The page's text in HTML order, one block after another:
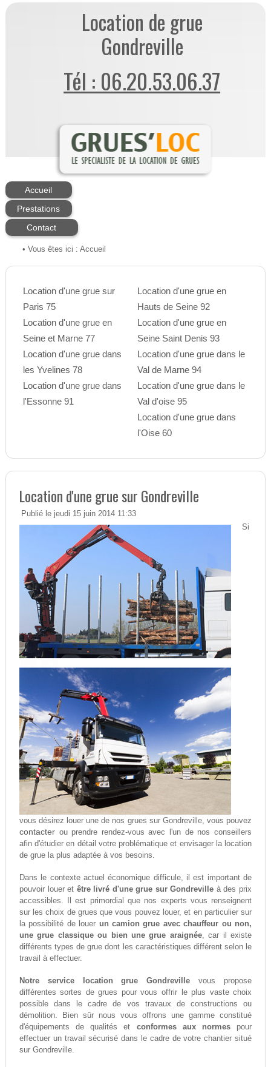
Location de grue
Gondreville
Tél : 06.20.53.06.37
Accueil
Prestations
Contact
• Vous êtes ici : Accueil
Location d'une grue sur
Paris 75
Location d'une grue en
Seine et Marne 77
Location d'une grue dans
les Yvelines 78
Location d'une grue dans
l'Essonne 91
Location d'une grue en
Hauts de Seine 92
Location d'une grue en
Seine Saint Denis 93
Location d'une grue dans le
Val de Marne 94
Location d'une grue dans le
Val d'oise 95
Location d'une grue dans
l'Oise 60
Location d'une grue sur Gondreville
Publié le jeudi 15 juin 2014 11:33
Si
vous désirez louer une de nos grues sur Gondreville, vous pouvez
contacterou prendre rendez-vous avec l'un de nos conseillers
afin d'étudier en détail votre problématique et envisager la location
de grue la plus adaptée à vos besoins.
Dans le contexte actuel économique difficule, il est important de
pouvoir louer et être livré d'une grue sur Gondreville à des prix
accessibles. Il est primordial que nos experts vous renseignent
sur les choix de grues que vous pouvez louer, et en particulier sur
la possibilité de louer un camion grue avec chauffeur ou non,
une grue classique ou bien une grue araignée, car il existe
différents types de grue dont les caractéristiques différent selon le
travail à effectuer.
Notre service location grue Gondreville vous propose
différentes sortes de grues pour vous offrir le plus vaste choix
possible dans le cadre de vos travaux de constructions ou
démolition. Bien sûr nous vous offrons une gamme constitué
d'équipements de qualités et conformes aux normespour
effectuer un travail sécurisé dans le cadre de votre chantier situé
sur Gondreville.